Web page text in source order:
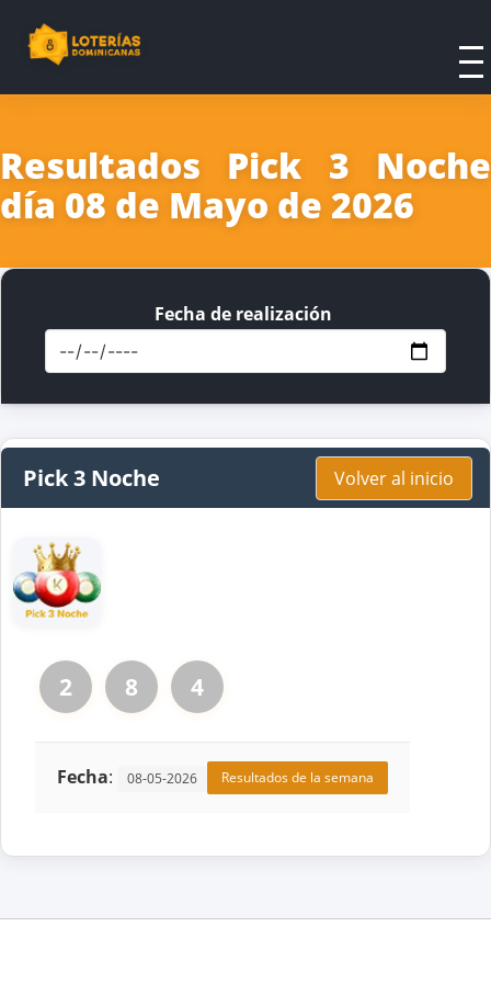
Resultados Pick 3 Noche
día 08 de Mayo de 2026
Fecha de realización
Pick 3 Noche Volver al inicio
2 8 4
Fecha: 08-05-2026 Resultados de la semana